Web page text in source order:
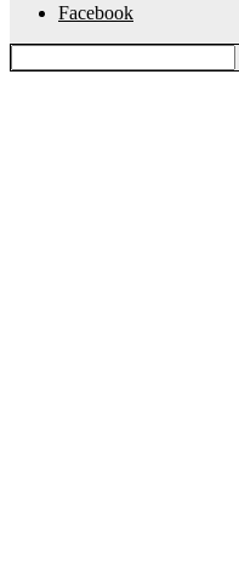
Facebook